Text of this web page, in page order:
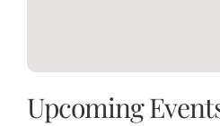
Upcoming